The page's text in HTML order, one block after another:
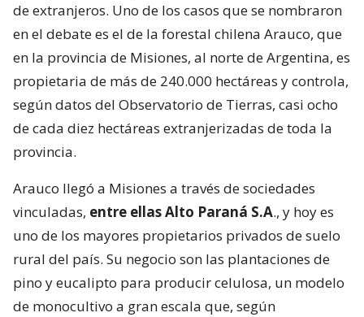
de extranjeros. Uno de los casos que se nombraron
en el debate es el de la forestal chilena Arauco, que
en la provincia de Misiones, al norte de Argentina, es
propietaria de más de 240.000 hectáreas y controla,
según datos del Observatorio de Tierras, casi ocho
de cada diez hectáreas extranjerizadas de toda la
provincia.
Arauco llegó a Misiones a través de sociedades
vinculadas, entre ellas Alto Paraná S.A., y hoy es
uno de los mayores propietarios privados de suelo
rural del país. Su negocio son las plantaciones de
pino y eucalipto para producir celulosa, un modelo
de monocultivo a gran escala que, según